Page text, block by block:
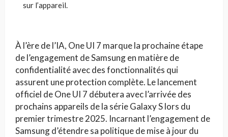
sur l’appareil.
À l’ère de l’IA, One UI 7 marque la prochaine étape
de l’engagement de Samsung en matière de
confidentialité avec des fonctionnalités qui
assurent une protection complète. Le lancement
officiel de One UI 7 débutera avec l’arrivée des
prochains appareils de la série Galaxy S lors du
premier trimestre 2025. Incarnant l’engagement de
Samsung d’étendre sa politique de mise à jour du